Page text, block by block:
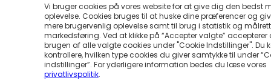
Vi bruger cookies på vores website for at give dig den bedst
oplevelse. Cookies bruges til at huske dine præferencer og
mere brugervenlig oplevelse samt til brug i statistik og
markedsføring. Ved at klikke på “Accepter valgte” accepterer
brugen af alle valgte cookies under "Cookie Indstillinger". Du
kontrollere, hvilken type cookies du giver samtykke til under
indstillinger”. For yderligere information bedes du læse vores
privatlivspolitik.